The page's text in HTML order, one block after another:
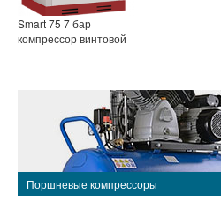
Smart 75 7 бар
компрессор винтовой
Поршневые компрессоры